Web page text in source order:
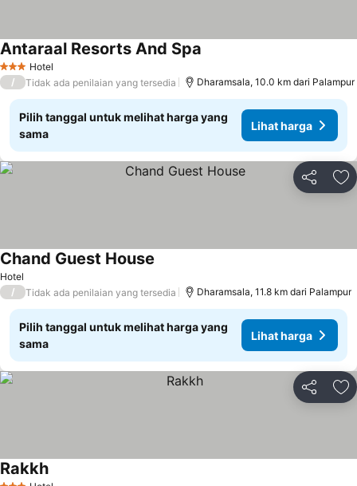
3 BintangHotel
Antaraal Resorts And Spa
/ Tidak ada penilaian yang tersedia Dharamsala, 10.0 km dari Palampur
Pilih tanggal untuk melihat harga yang
sama
Lihat harga
Bagikan
Hotel
Chand Guest House
/ Tidak ada penilaian yang tersedia Dharamsala, 11.8 km dari Palampur
Pilih tanggal untuk melihat harga yang
sama
Lihat harga
Bagikan
Rakkh